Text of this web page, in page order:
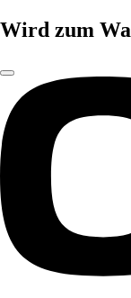
Wird zum